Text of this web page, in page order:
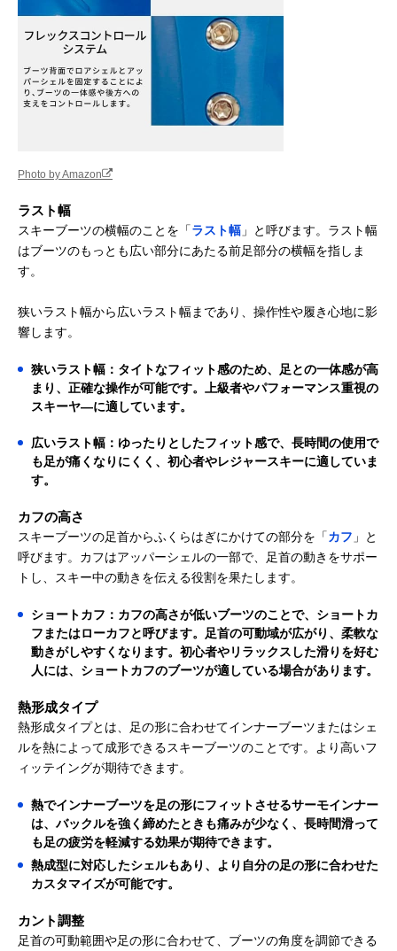
Photo by Amazon
ラスト幅
スキーブーツの横幅のことを「ラスト幅 」と呼びます。ラスト幅
はブーツのもっとも広い部分にあたる前足部分の横幅を指しま
す。
狭いラスト幅から広いラスト幅まであり、操作性や履き心地に影
響します。
狭いラスト幅：タイトなフィット感のため、足との一体感が高
まり、正確な操作が可能です。上級者やパフォーマンス重視の
スキーヤ―に適しています。
広いラスト幅：ゆったりとしたフィット感で、長時間の使用で
も足が痛くなりにくく、初心者やレジャースキーに適していま
す。
カフの高さ
スキーブーツの足首からふくらはぎにかけての部分を「カフ 」と
呼びます。カフはアッパーシェルの一部で、足首の動きをサポー
トし、スキー中の動きを伝える役割を果たします。
ショートカフ：カフの高さが低いブーツのことで、ショートカ
フまたはローカフと呼びます。足首の可動域が広がり、柔軟な
動きがしやすくなります。初心者やリラックスした滑りを好む
人には、ショートカフのブーツが適している場合があります。
熱形成タイプ
熱形成タイプとは、足の形に合わせてインナーブーツまたはシェ
ルを熱によって成形できるスキーブーツのことです。より高いフ
ィッテイングが期待できます。
熱でインナーブーツを足の形にフィットさせるサーモインナー
は、バックルを強く締めたときも痛みが少なく、長時間滑って
も足の疲労を軽減する効果が期待できます。
熱成型に対応したシェルもあり、より自分の足の形に合わせた
カスタマイズが可能です。
カント調整
足首の可動範囲や足の形に合わせて、ブーツの角度を調節できる